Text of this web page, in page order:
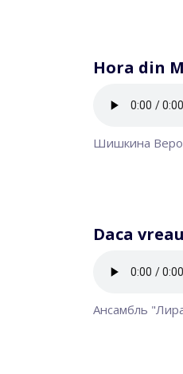
Hora din
Шишкина
Daca
Ансамбль